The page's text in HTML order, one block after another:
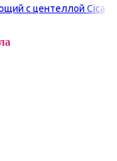
с центеллой Cica